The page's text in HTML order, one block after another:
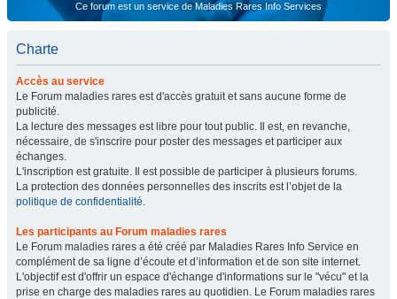
Ce forum est un service de Maladies Rares Info Services
Charte
Accès au service
Le Forum maladies rares est d'accès gratuit et sans aucune forme de
publicité.
La lecture des messages est libre pour tout public. Il est, en revanche,
nécessaire, de s'inscrire pour poster des messages et participer aux
échanges.
L'inscription est gratuite. Il est possible de participer à plusieurs forums.
La protection des données personnelles des inscrits est l’objet de la
politique de confidentialité.
Les participants au Forum maladies rares
Le Forum maladies rares a été créé par Maladies Rares Info Service en
complément de sa ligne d’écoute et d’information et de son site internet.
L'objectif est d'offrir un espace d'échange d'informations sur le "vécu" et la
prise en charge des maladies rares au quotidien. Le Forum maladies rares